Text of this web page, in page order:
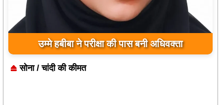
उम्मे हबीबा ने परीक्षा की पास बनी अधिवक्ता
सोना / चांदी की कीमत